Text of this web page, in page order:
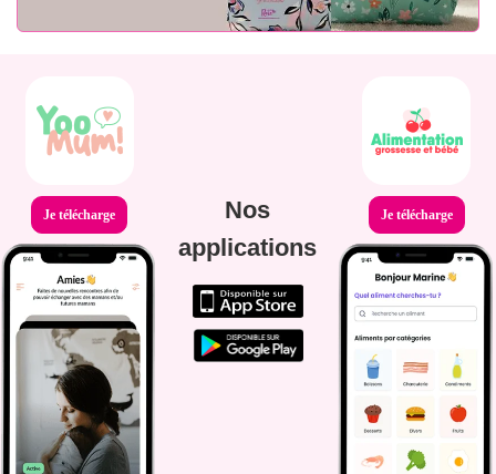
Je télécharge
Nos
applications
Je télécharge